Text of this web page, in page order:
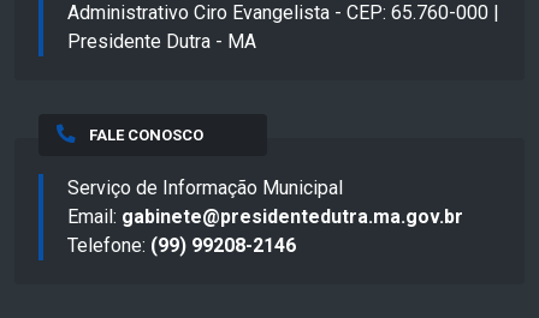
Administrativo Ciro Evangelista - CEP: 65.760-000 |
Presidente Dutra - MA
FALE CONOSCO
Serviço de Informação Municipal
Email: gabinete@presidentedutra.ma.gov.br
Telefone: (99) 99208-2146